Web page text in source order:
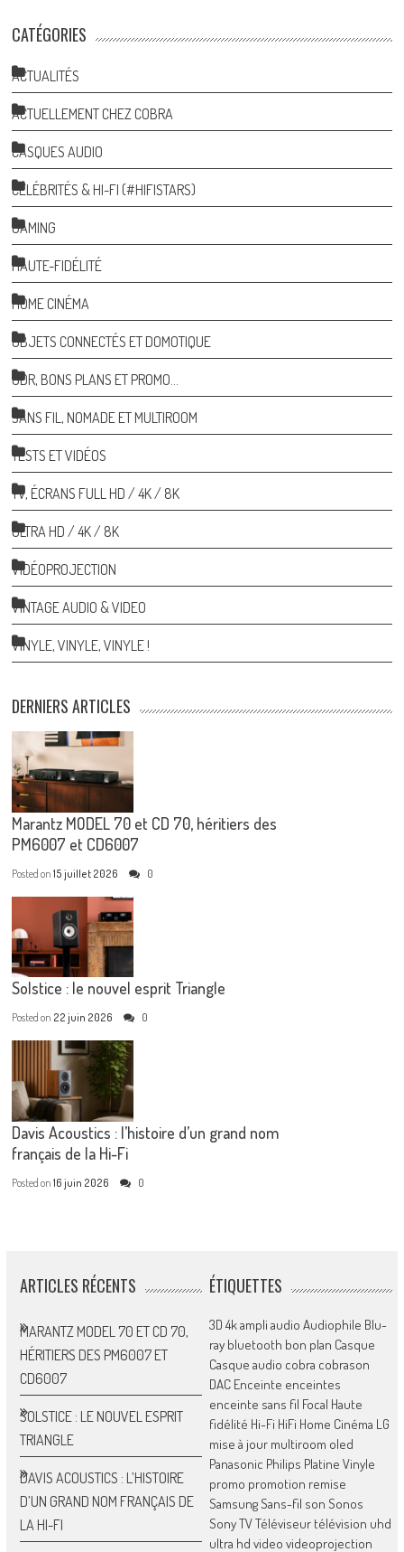
CATÉGORIES
ACTUALITÉS
ACTUELLEMENT CHEZ COBRA
CASQUES AUDIO
CÉLÉBRITÉS & HI-FI (#HIFISTARS)
GAMING
HAUTE-FIDÉLITÉ
HOME CINÉMA
OBJETS CONNECTÉS ET DOMOTIQUE
ODR, BONS PLANS ET PROMO…
SANS FIL, NOMADE ET MULTIROOM
TESTS ET VIDÉOS
TV, ÉCRANS FULL HD / 4K / 8K
ULTRA HD / 4K / 8K
VIDÉOPROJECTION
VINTAGE AUDIO & VIDEO
VINYLE, VINYLE, VINYLE !
DERNIERS ARTICLES
Marantz MODEL 70 et CD 70, héritiers des
PM6007 et CD6007
Posted on15 juillet 2026 0
Solstice : le nouvel esprit Triangle
Posted on 22 juin 2026 0
Davis Acoustics : l’histoire d’un grand nom
français de la Hi-Fi
Posted on16 juin 2026 0
ARTICLES RÉCENTS
MARANTZ MODEL 70 ET CD 70,
HÉRITIERS DES PM6007 ET
CD6007
SOLSTICE : LE NOUVEL ESPRIT
TRIANGLE
DAVIS ACOUSTICS : L’HISTOIRE
D’UN GRAND NOM FRANÇAIS DE
LA HI-FI
ÉTIQUETTES
3D 4kampli audio Audiophile Blu-
ray bluetooth bon plan Casque
Casque audio cobra cobrason
DAC Enceinte enceintes
enceinte sans fil Focal Haute
fidélité Hi-Fi HiFi Home Cinéma LG
mise à jour multiroom oled
Panasonic Philips Platine Vinyle
promo promotion remise
SamsungSans-fil son Sonos
SonyTVTéléviseur télévision uhd
ultra hd video videoprojection